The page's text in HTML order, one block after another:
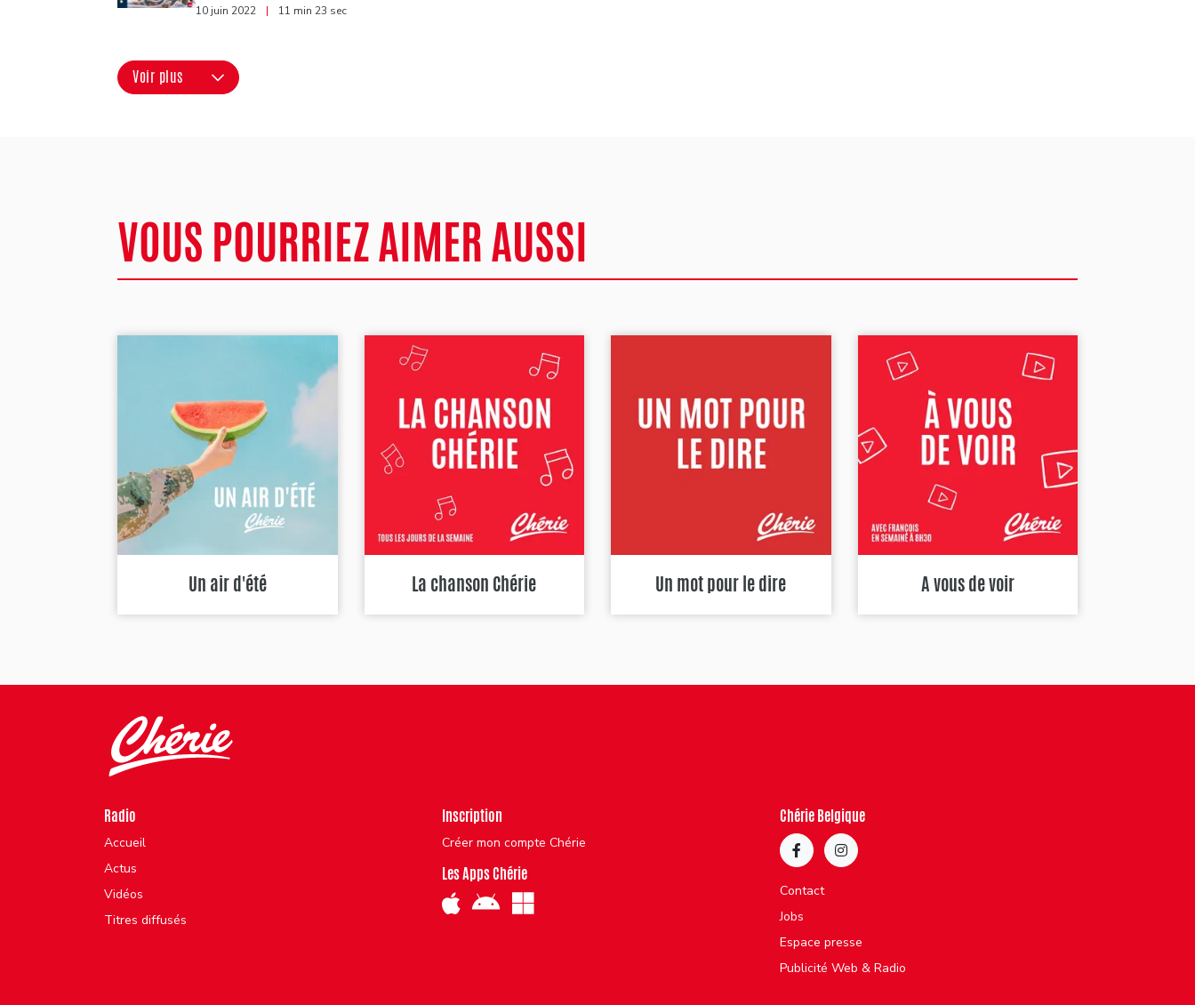
10 juin 2022 | 11 min 23 sec
Voir plus
VOUS POURRIEZ AIMER AUSSI
Un air d'été La chanson Chérie Un mot pour le dire A vous de voir
Radio
Accueil
Actus
Vidéos
Titres diffusés
Inscription
Créer mon compte Chérie
Les Apps Chérie
Chérie Belgique
Contact
Jobs
Espace presse
Publicité Web & Radio